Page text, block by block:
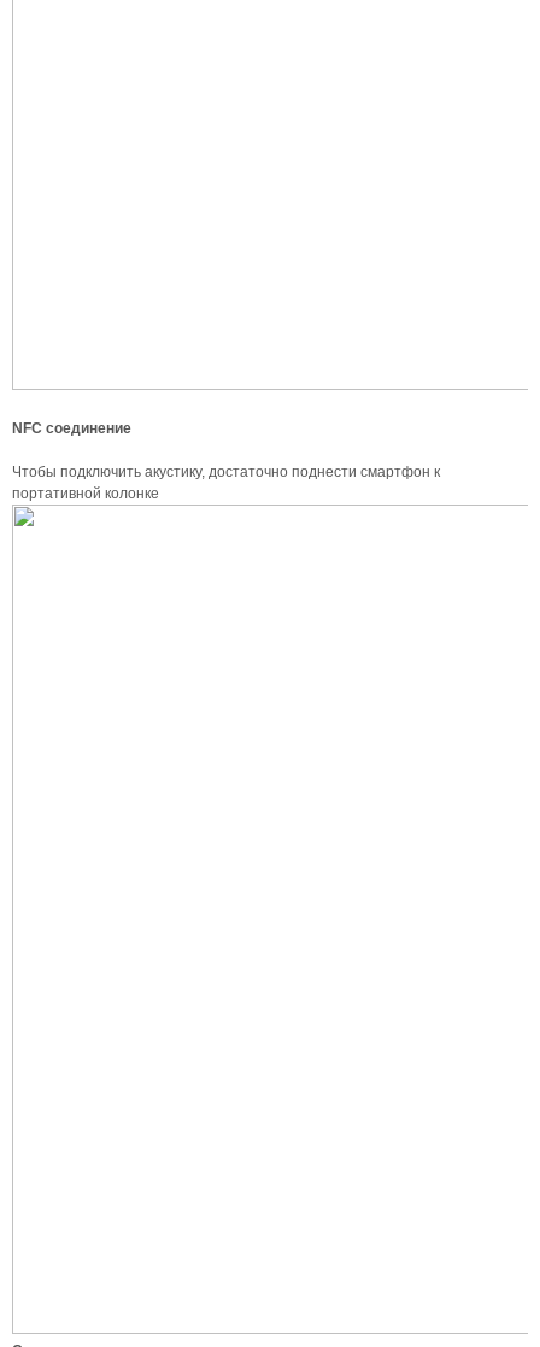
NFC соединение
Чтобы подключить акустику, достаточно поднести смартфон к
портативной колонке